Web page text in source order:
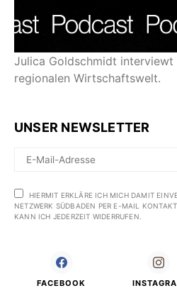
Julica Goldschmidt interviewt
regionalen Wirtschaftswelt.
UNSER NEWSLETTER
HIERMIT ERKLÄRE ICH MICH DAMIT
NETZWERK SÜDBADEN PER E-MAIL
KANN ICH JEDERZEIT WIDERRUFEN.
FACEBOOK